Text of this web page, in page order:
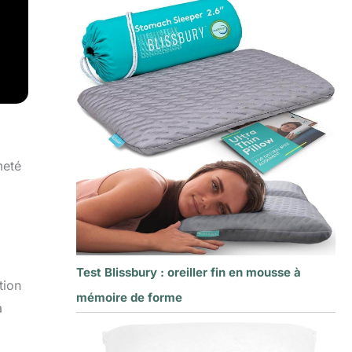
Test Blissbury : oreiller fin en mousse à
mémoire de forme